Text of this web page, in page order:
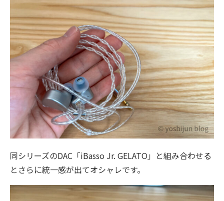
同シリーズのDAC「iBasso Jr. GELATO」と組み合わせる
とさらに統一感が出てオシャレです。